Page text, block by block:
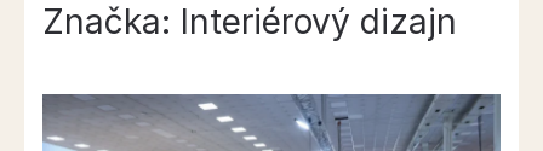
Značka: Interiérový dizajn